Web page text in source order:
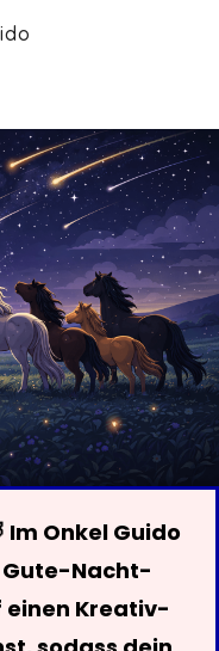
Onkel Guido
Gute-Nacht-
einen Kreativ-